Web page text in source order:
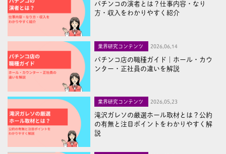
パチンコの演者とは？仕事内容・なり
方・収入をわかりやすく紹介
業界研究コンテンツ 2026,06,14
パチンコ店の職種ガイド｜ホール・カウ
ンター・正社員の違いを解説
業界研究コンテンツ 2026,05,23
滝沢ガレソの厳選ホール取材とは？公約
の有無と注目ポイントをわかりやすく解
説